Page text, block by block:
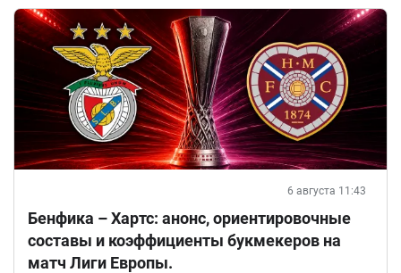
6 августа 11:43
Бенфика – Хартс: анонс, ориентировочные
составы и коэффициенты букмекеров на
матч Лиги Европы.